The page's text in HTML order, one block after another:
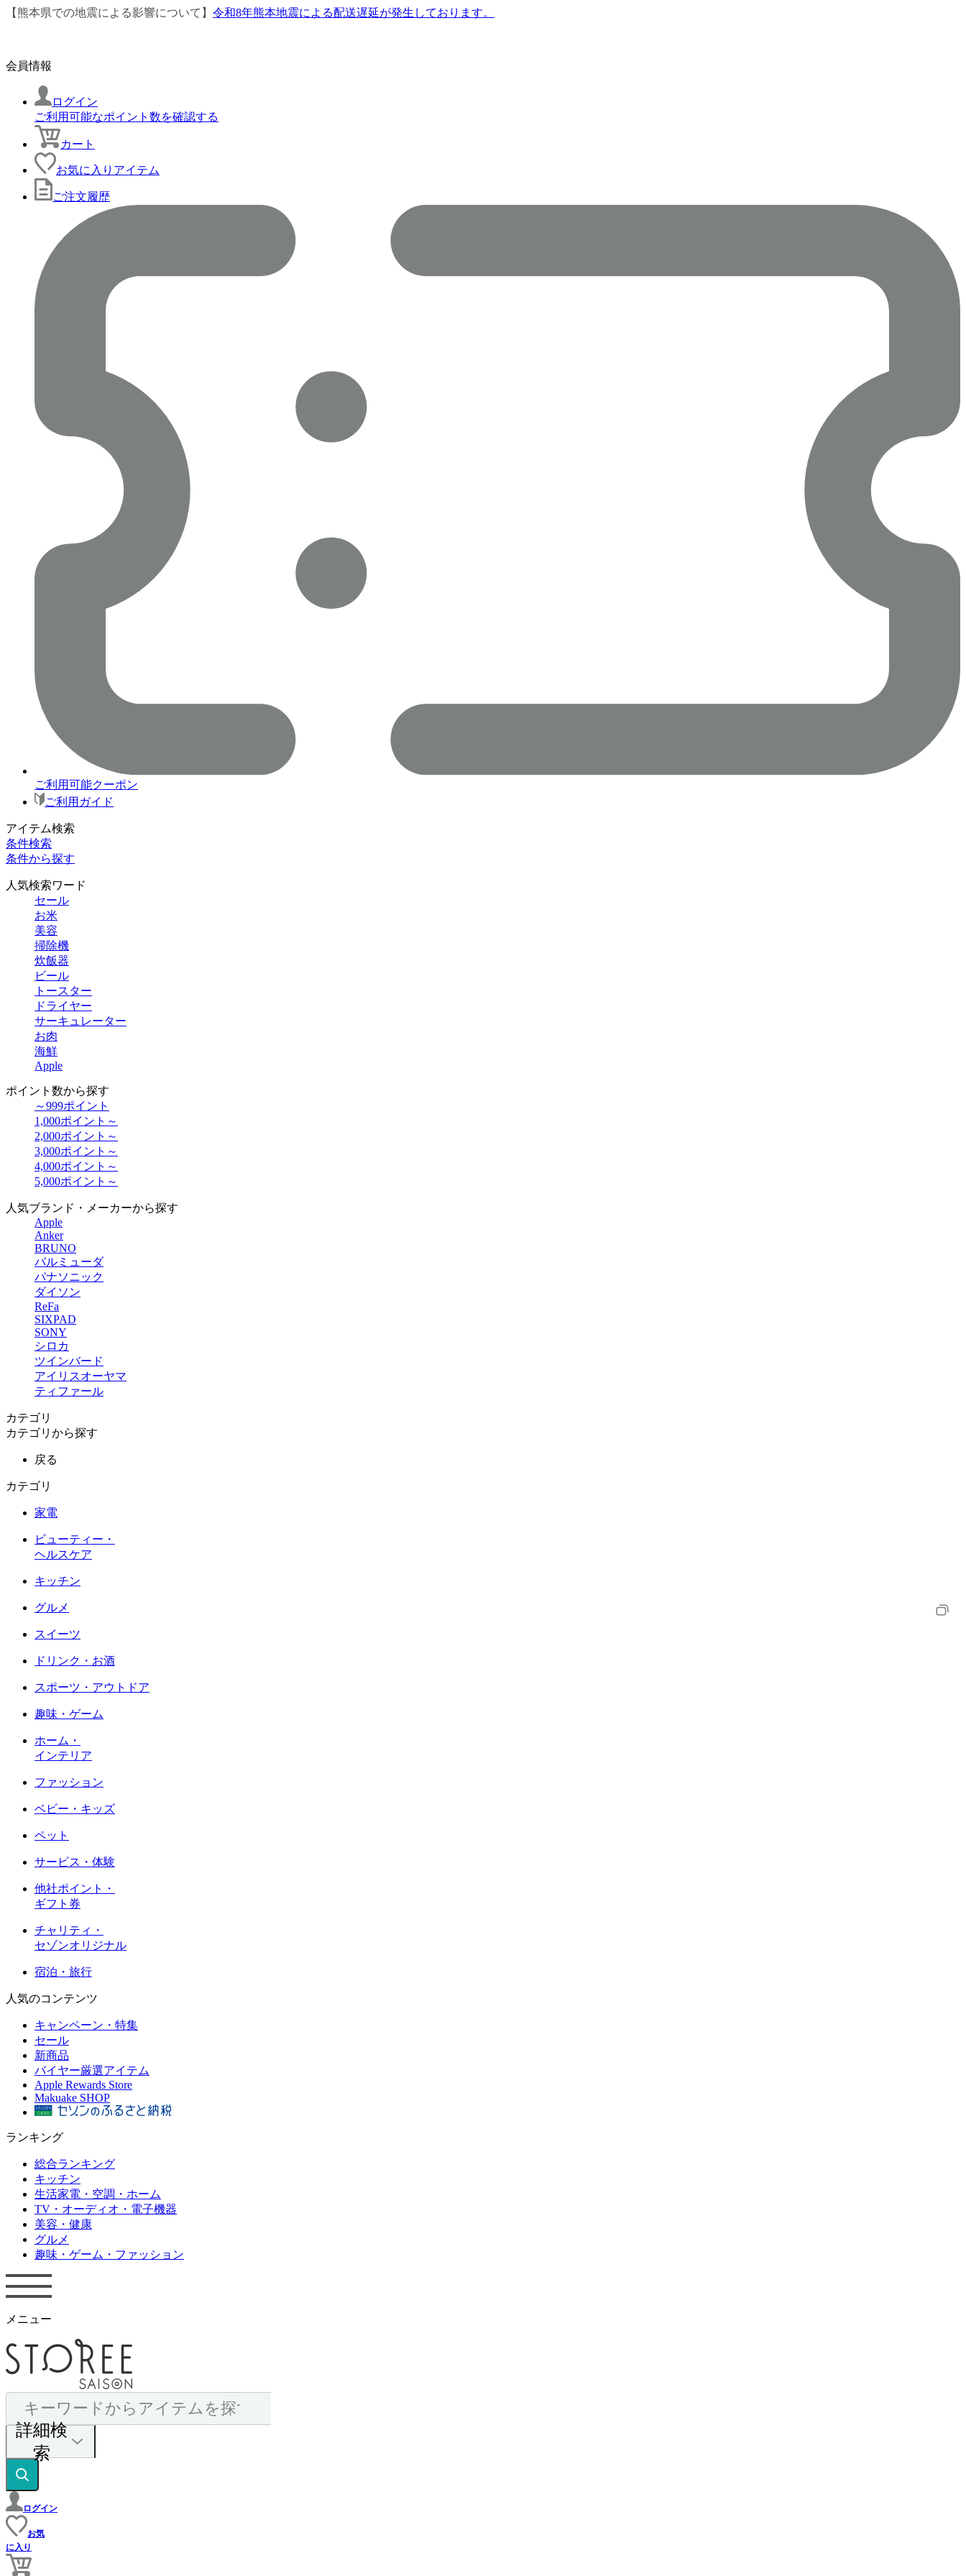
【熊本県での地震による影響について】 令和8年熊本地震による配送遅延が発生しております。
会員情報
ログイン
ご利用可能なポイント数を確認する
カート
お気に入りアイテム
ご注文履歴
ご利用可能クーポン
ご利用ガイド
アイテム検索
条件検索
条件から探す
人気検索ワード
セール
お米
美容
掃除機
炊飯器
ビール
トースター
ドライヤー
サーキュレーター
お肉
海鮮
Apple
ポイント数から探す
～999ポイント
1,000ポイント～
2,000ポイント～
3,000ポイント～
4,000ポイント～
5,000ポイント～
人気ブランド・メーカーから探す
Apple
Anker
BRUNO
バルミューダ
パナソニック
ダイソン
ReFa
SIXPAD
SONY
シロカ
ツインバード
アイリスオーヤマ
ティファール
カテゴリ
カテゴリから探す
戻る
カテゴリ
家電
ビューティー・
ヘルスケア
キッチン
グルメ
スイーツ
ドリンク・お酒
スポーツ・アウトドア
趣味・ゲーム
ホーム・
インテリア
ファッション
ベビー・キッズ
ペット
サービス・体験
他社ポイント・
ギフト券
チャリティ・
セゾンオリジナル
宿泊・旅行
人気のコンテンツ
キャンペーン・特集
セール
新商品
バイヤー厳選アイテム
Apple Rewards Store
Makuake SHOP
ランキング
総合ランキング
キッチン
生活家電・空調・ホーム
TV・オーディオ・電子機器
美容・健康
グルメ
趣味・ゲーム・ファッション
メニュー
詳細検
索
ログイン
お気
に入り